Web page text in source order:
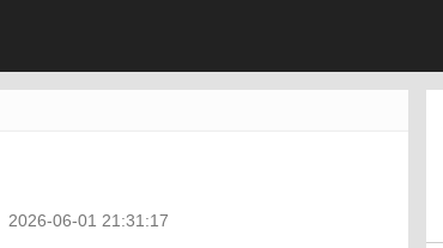
2026-06-01 21:31:17